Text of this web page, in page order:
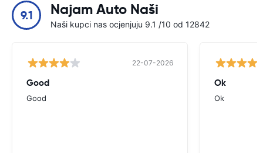
9.1 Najam Auto Naši
Naši kupci nas ocjenjuju 9.1 /10 od 12842
22-07-2026
Good
Good
Ok
Ok